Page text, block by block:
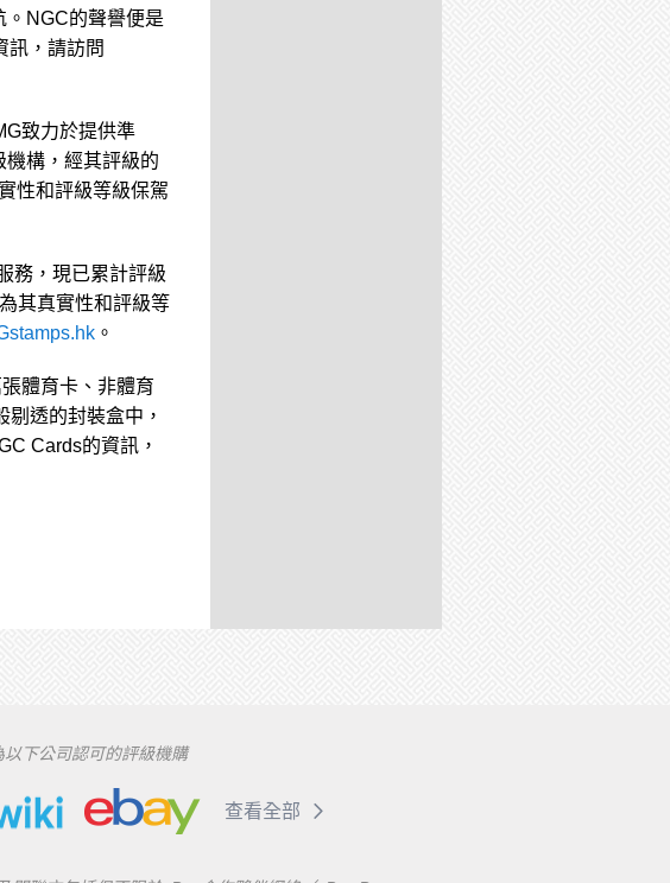
。NGC的聲譽便是
訊，請訪問
致力於提供準
構，經其評級的
性和評級等級保駕
務，現已累計評級
其真實性和評級等
。
體育卡、非體育
透的封裝盒中，
Cards的資訊，
以下公司認可的評級機購
查看全部